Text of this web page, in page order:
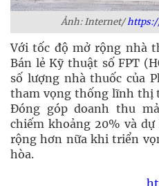
Ảnh: Internet/
Với tốc độ mở rộng nhà
Bán lẻ Kỹ thuật số FPT
số lượng nhà thuốc của
tham vọng thống lĩnh thị
Đóng góp doanh thu
chiếm khoảng 20% và
rộng hơn nữa khi triển
hòa.